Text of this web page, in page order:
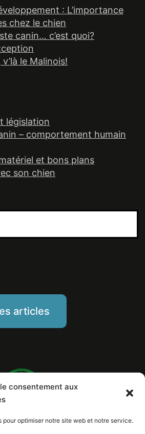
consentement aux
pour optimiser notre site web et notre service.
: L’importance
chez le chien
canin… c’est quoi?
le Malinois!
législation
– comportement humain
et bons plans
son chien
articles